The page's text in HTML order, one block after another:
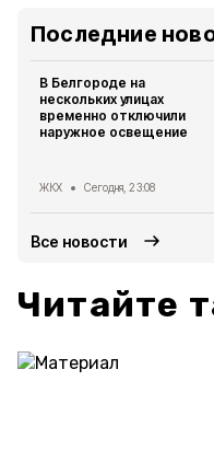
Последние
В Белгороде на
нескольких улицах
временно отключили
наружное освещение
ЖКХ Сегодня, 23:08
Все новости
Читайте